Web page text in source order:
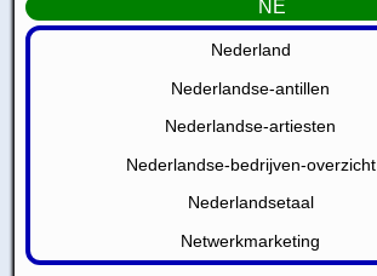
NE
Nederland
Nederlandse-antillen
Nederlandse-artiesten
Nederlandse-bedrijven-overzicht
Nederlandsetaal
Netwerkmarketing